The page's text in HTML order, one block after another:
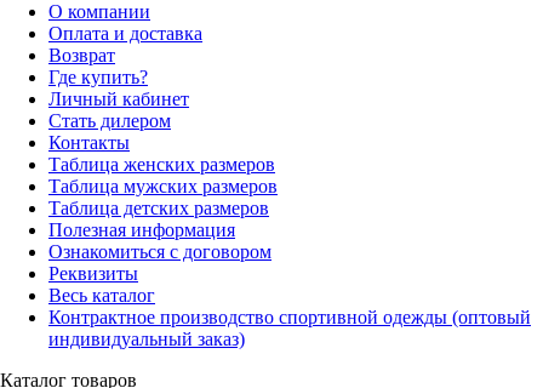
О компании
Оплата и доставка
Возврат
Где купить?
Личный кабинет
Стать дилером
Контакты
Таблица женских размеров
Таблица мужских размеров
Таблица детских размеров
Полезная информация
Ознакомиться с договором
Реквизиты
Весь каталог
Контрактное производство спортивной одежды (оптовый
индивидуальный заказ)
Каталог товаров